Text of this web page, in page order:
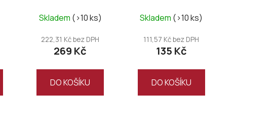
Skladem (>10 ks)
222,31 Kč bez DPH
269 Kč
DO KOŠÍKU
Skladem (>10 ks)
111,57 Kč bez DPH
135 Kč
DO KOŠÍKU